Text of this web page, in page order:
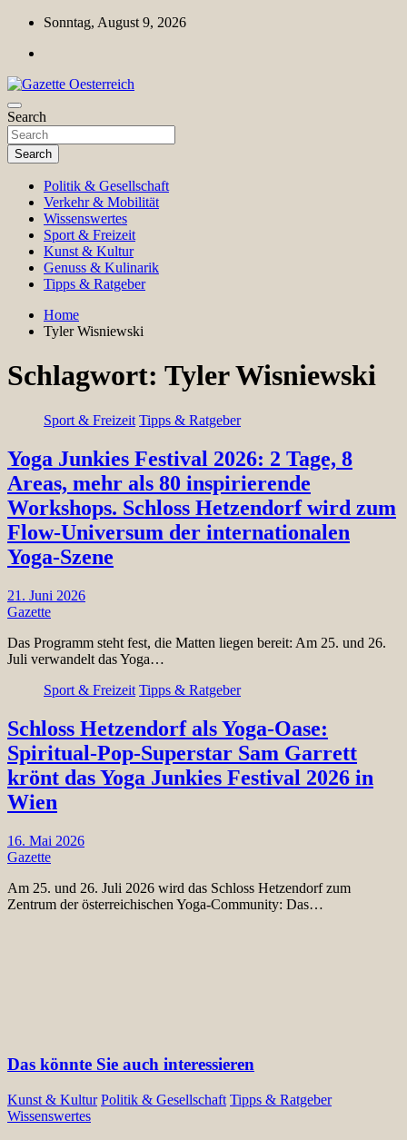
Skip
content
Sonntag, August 9, 2026
Gazette Oesterreich
Magazin für Freizeit, Politik, Kultur & Wissenschaft
Search
Search
Politik & Gesellschaft
Verkehr & Mobilität
Wissenswertes
Sport & Freizeit
Kunst & Kultur
Genuss & Kulinarik
Tipps & Ratgeber
Home
Tyler Wisniewski
Schlagwort: Tyler Wisniewski
Sport & Freizeit Tipps & Ratgeber
Yoga Junkies Festival 2026: 2 Tage, 8
Areas, mehr als 80 inspirierende
Workshops. Schloss Hetzendorf wird zum
Flow-Universum der internationalen
Yoga-Szene
21. Juni 2026
Gazette
Das Programm steht fest, die Matten liegen bereit: Am 25. und 26.
Juli verwandelt das Yoga…
Sport & Freizeit Tipps & Ratgeber
Schloss Hetzendorf als Yoga-Oase:
Spiritual-Pop-Superstar Sam Garrett
krönt das Yoga Junkies Festival 2026 in
Wien
16. Mai 2026
Gazette
Am 25. und 26. Juli 2026 wird das Schloss Hetzendorf zum
Zentrum der österreichischen Yoga-Community: Das…
Das könnte Sie auch interessieren
Kunst & Kultur Politik & Gesellschaft Tipps & Ratgeber
Wissenswertes